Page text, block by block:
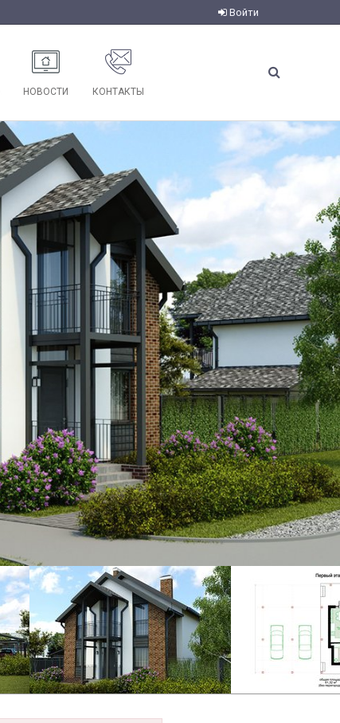
Войти
НОВОСТИ КОНТАКТЫ